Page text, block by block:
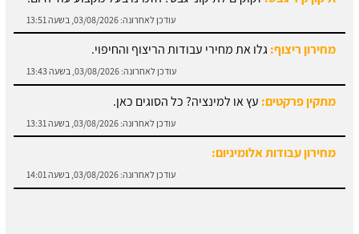
עודכן לאחרונה: 03/08/2026, בשעה 13:43
מתקין פרקטים:עץ או למינציה? כל הסוגים כאן.
עודכן לאחרונה:03/08/2026, בשעה 13:31
מחירון עבודות אלומיניום:
עודכן לאחרונה: 03/08/2026, בשעה 14:01
חוזה קבלן שלד:מידע והורדת הסכם מול קבלן שלד.
עודכן לאחרונה: 03/08/2026, בשעה 13:57